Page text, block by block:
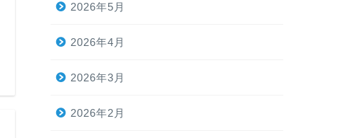
2026年5月
2026年4月
2026年3月
2026年2月